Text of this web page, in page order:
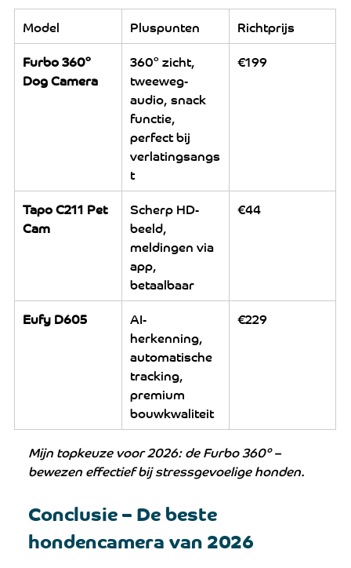
Model
Pluspunten
Richtprijs
Furbo 360°
Dog Camera
360° zicht,
tweeweg-
audio, snack
functie,
perfect bij
verlatingsangs
t
€199
Tapo C211 Pet
Cam
Scherp HD-
beeld,
meldingen via
app,
betaalbaar
€44
Eufy D605 AI-
herkenning,
automatische
tracking,
premium
bouwkwaliteit
€229
Mijn topkeuze voor 2026: de Furbo 360° –
bewezen effectief bij stressgevoelige honden.
Conclusie – De beste
hondencamera van 2026